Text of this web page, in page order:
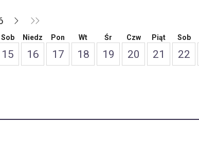
Sob
15
Niedz
16
Pon
17
Wt
18
Śr
19
Czw
20
Piąt
21
Sob
22